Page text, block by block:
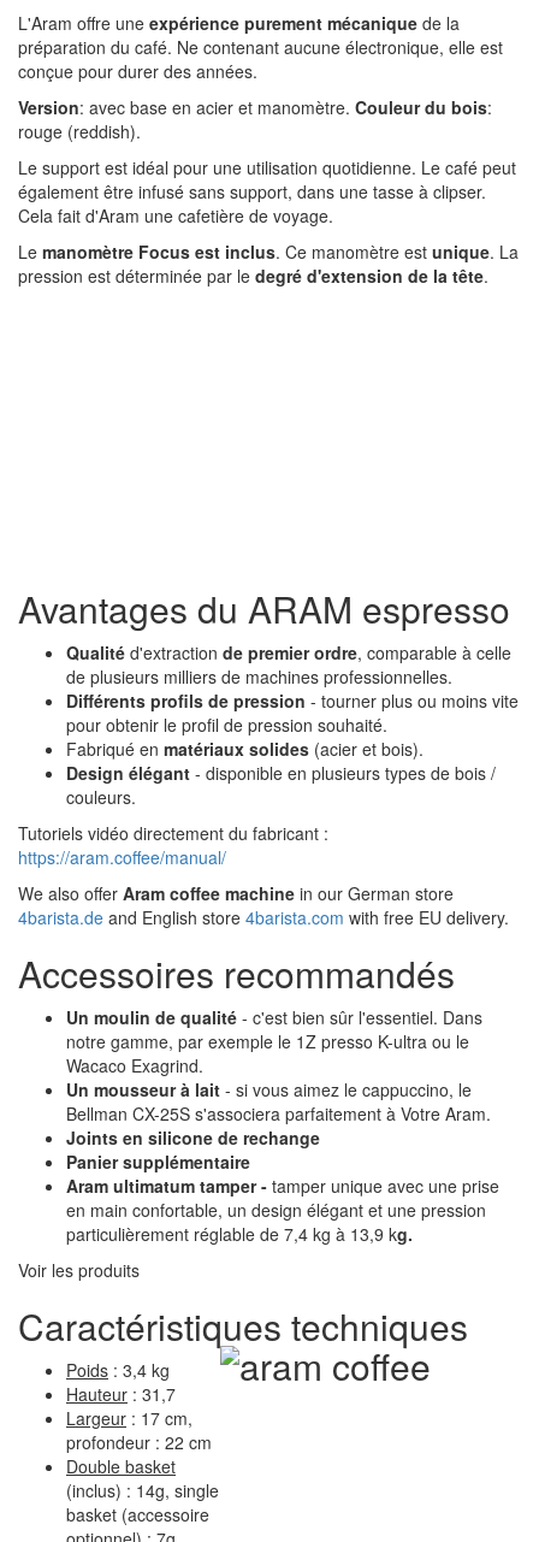
L'Aram offre une expérience purement mécanique de la
préparation du café. Ne contenant aucune électronique, elle est
conçue pour durer des années.
Version: avec base en acier et manomètre. Couleur du bois:
rouge (reddish).
Le support est idéal pour une utilisation quotidienne. Le café peut
également être infusé sans support, dans une tasse à clipser.
Cela fait d'Aram une cafetière de voyage.
Le manomètre Focus est inclus. Ce manomètre est unique. La
pression est déterminée par le degré d'extension de la tête.
Avantages du ARAM espresso
Qualité d'extraction de premier ordre, comparable à celle
de plusieurs milliers de machines professionnelles.
Différents profils de pression - tourner plus ou moins vite
pour obtenir le profil de pression souhaité.
Fabriqué en matériaux solides (acier et bois).
Design élégant - disponible en plusieurs types de bois /
couleurs.
Tutoriels vidéo directement du fabricant :
https://aram.coffee/manual/
We also offer Aram coffee machine in our German store
4barista.de and English store 4barista.com with free EU delivery.
Accessoires recommandés
Un moulin de qualité - c'est bien sûr l'essentiel. Dans
notre gamme, par exemple le 1Z presso K-ultra ou le
Wacaco Exagrind.
Un mousseur à lait - si vous aimez le cappuccino, le
Bellman CX-25S s'associera parfaitement à Votre Aram.
Joints en silicone de rechange
Panier supplémentaire
Aram ultimatum tamper - tamper unique avec une prise
en main confortable, un design élégant et une pression
particulièrement réglable de 7,4 kg à 13,9 kg.
Voir les produits
Caractéristiques techniques
Poids : 3,4 kg
Hauteur : 31,7
Largeur : 17 cm,
profondeur : 22 cm
Double basket
(inclus) : 14g, single
basket (accessoire